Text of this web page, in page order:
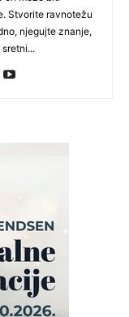
Stvorite ravnotežu
njegujte znanje,